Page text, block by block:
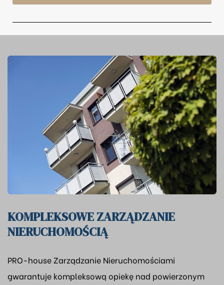
KOMPLEKSOWE ZARZĄDZANIE
NIERUCHOMOŚCIĄ
PRO-house Zarządzanie Nieruchomościami
gwarantuje kompleksową opiekę nad powierzonym